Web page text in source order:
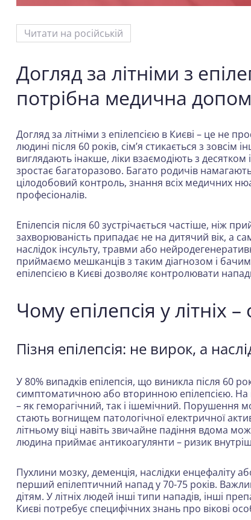
Читати на російській
Догляд за літніми з
потрібна медична
Догляд за літніми з епілепсією в Києві – це не
людині після 60 років, сім’я стикається з
виглядають інакше, ліки взаємодіють з десятком
зростає багаторазово. Багато родичів
цілодобовий контроль, знання всіх медичних
професіоналів.
Епілепсія після 60 зустрічається частіше, ніж
захворюваність припадає не на дитячий вік, а
наслідок інсульту, травми або
приймаємо мешканців з таким діагнозом і
епілепсією в Києві дозволяє контролювати
Чому епілепсія у літніх
Пізня епілепсія: не вирок, а
У 80% випадків епілепсія, що виникла після 60
симптоматичною або вторинною епілепсією. На
– як геморагічний, так і ішемічний. Порушення
стають вогнищем патологічної електричної
літньому віці навіть звичайне падіння вдома
людина приймає антикоагулянти – ризик
Пухлини мозку, деменція, наслідки енцефаліту
перший епілептичний напад у 70-75 років.
дітям. У літніх людей інші типи нападів, інші
Києві потребує специфічних знань про вікові